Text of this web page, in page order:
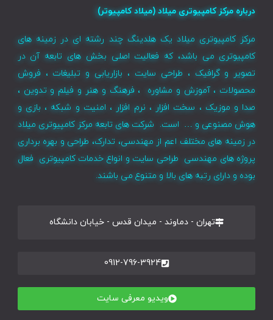
درباره مرکز کامپیوتری میلاد (میلاد کامپیوتر)
مرکز کامپیوتری میلاد یک هلدینگ چند رشته ای در زمینه های
کامپیوتری می باشد، که فعالیت اصلی بخش های تابعه آن در
تصویر و گرافیک ، طراحی سایت ، بازاریابی و تبلیغات ، فروش
محصولات ، آموزش و مشاوره ، فرهنگ و هنر و فیلم و تدوین ،
صدا و موزیک ، سخت افزار ، نرم افزار ، امنیت و شبکه ، بازی و
هوش مصنوعی و … است. شرکت های تابعه مرکز کامپیوتری میلاد
در زمینه های مختلف اعم از مهندسی، تدارک، طراحی و بهره برداری
پروژه های مهندسی طراحی سایت و انواع خدمات کامپیوتری فعال
بوده و دارای رتبه های بالا و متنوع می باشند.
تهران - دماوند - میدان قدس - خیابان دانشگاه
0912-796-3924
ویدیو معرفی سایت